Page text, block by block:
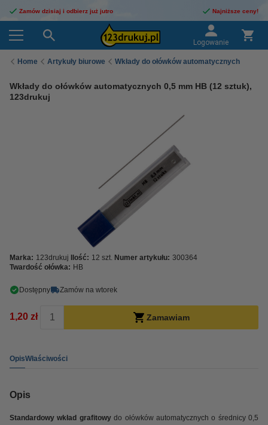
Zamów dzisiaj i odbierz już jutro Najniższe ceny!
Logowanie
Home Artykuły biurowe Wkłady do ołówków automatycznych
Wkłady do ołówków automatycznych 0,5 mm HB (12 sztuk),
123drukuj
Marka: 123drukuj Ilość: 12 szt. Numer artykułu: 300364
Twardość ołówka: HB
Dostępny Zamów na wtorek
1,20 zł Zamawiam
OpisWłaściwości
Opis
Standardowy wkład grafitowydo ołówków automatycznych o średnicy 0,5